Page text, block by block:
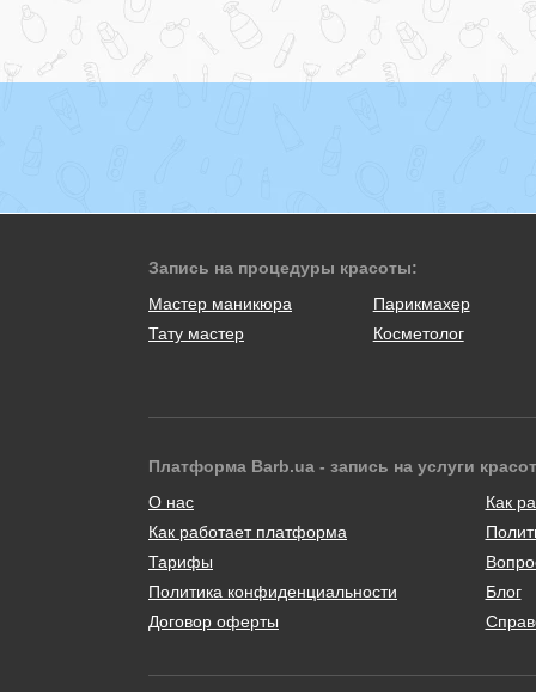
Запись на процедуры красоты:
Мастер маникюра
Парикмахер
Тату мастер
Косметолог
Платформа Barb.ua - запись на услуги
О нас
Как работает платформа
Тарифы
Политика конфиденциальности
Договор оферты
Как
Блог